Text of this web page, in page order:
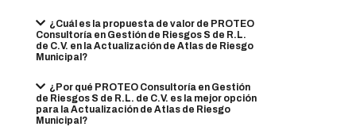
¿Cuál es la propuesta de valor de PROTEO
Consultoría en Gestión de Riesgos S de R.L.
de C.V. en la Actualización de Atlas de Riesgo
Municipal?
¿Por qué PROTEO Consultoría en Gestión
de Riesgos S de R.L. de C.V. es la mejor opción
para la Actualización de Atlas de Riesgo
Municipal?